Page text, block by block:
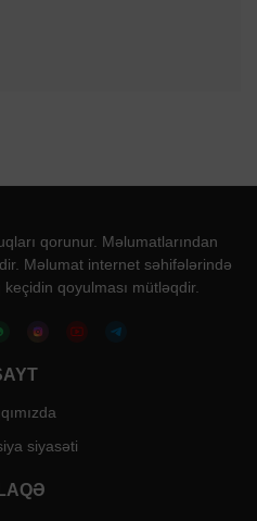
qorunur. Məlumatlarından
Məlumat internet səhifələrində
qoyulması mütləqdir.
siyasəti